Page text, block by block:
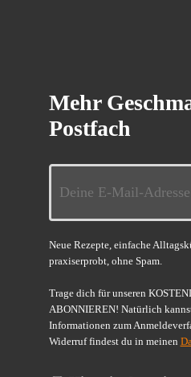
Mehr
Postfach
Neue Rezepte, einfache
praxiserprobt, ohne Spam.
Trage dich für unseren
ABONNIEREN! Natürlich
Informationen zum
Widerruf findest du in meinen